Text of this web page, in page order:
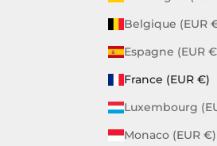
Belgique (EUR
Espagne (EUR
France (EUR €)
Luxembourg
Monaco (EUR €)